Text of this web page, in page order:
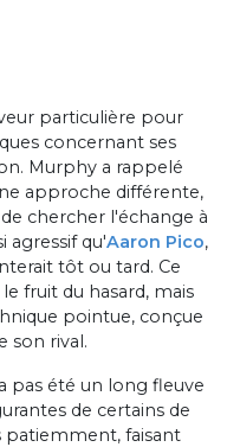
particulière pour
concernant ses
Murphy a rappelé
approche différente,
chercher l'échange à
agressif qu'Aaron Pico,
tôt ou tard. Ce
fruit du hasard, mais
pointue, conçue
son rival.
pas été un long fleuve
de certains de
patiemment, faisant